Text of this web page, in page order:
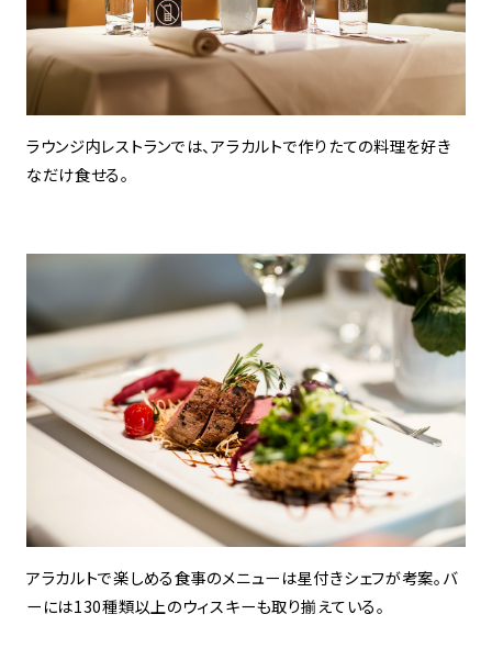
ラウンジ内レストランでは、アラカルトで作りたての料理を好き
なだけ食せる。
アラカルトで楽しめる食事のメニューは星付きシェフが考案。バ
ーには130種類以上のウィスキーも取り揃えている。